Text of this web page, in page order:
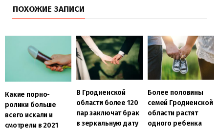
ПОХОЖИЕ ЗАПИСИ
Какие порно-
ролики больше
всего искали и
смотрели в 2021
В Гродненской
области более 120
пар заключат брак
в зеркальную дату
Более половины
семей Гродненской
области растят
одного ребенка